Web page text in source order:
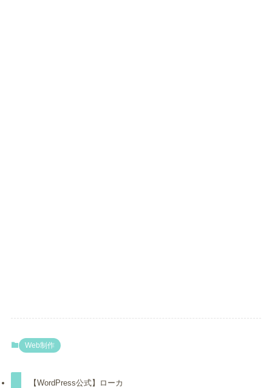
Web制作
【WordPress公式】ローカ